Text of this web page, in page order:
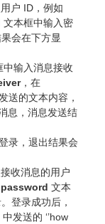
户 ID，例如
文本框中输入密
会在下方显
中输入消息接收
，在
送的文本内容，
息，消息发送结
录，退出结果会
收消息的用户
password 文本
登录成功后，
发送的 ‘’how